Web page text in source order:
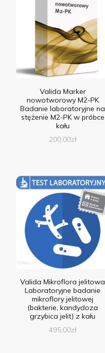
Valida Marker
nowotworowy M2-PK
Badanie laboratoryjne na
stężenie M2-PK w próbce
kału
200,00zł
Valida Mikroflora jelitowa
Laboratoryjne badanie
mikroflory jelitowej
(bakterie, kandydoza
grzybica jelit) z kału
495,00zł